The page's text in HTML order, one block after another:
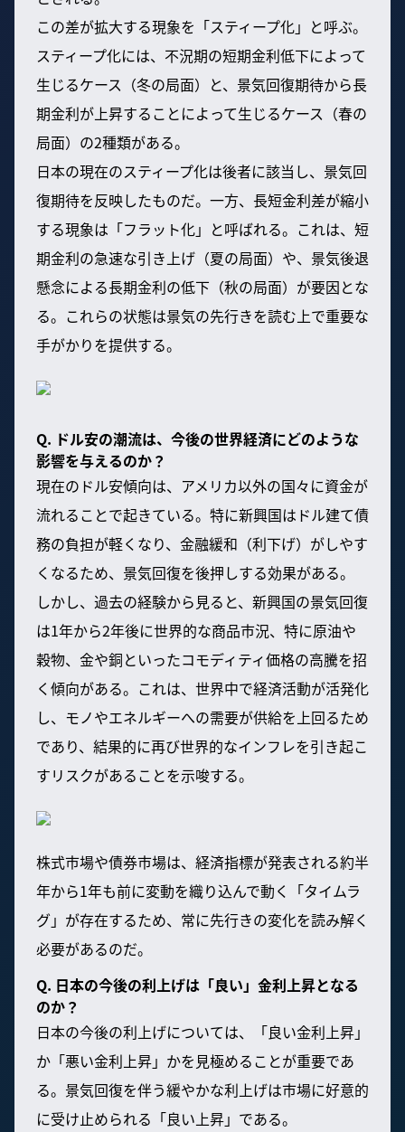
この差が拡大する現象を「スティープ化」と呼ぶ。
スティープ化には、不況期の短期金利低下によって
生じるケース（冬の局面）と、景気回復期待から長
期金利が上昇することによって生じるケース（春の
局面）の2種類がある。
日本の現在のスティープ化は後者に該当し、景気回
復期待を反映したものだ。一方、長短金利差が縮小
する現象は「フラット化」と呼ばれる。これは、短
期金利の急速な引き上げ（夏の局面）や、景気後退
懸念による長期金利の低下（秋の局面）が要因とな
る。これらの状態は景気の先行きを読む上で重要な
手がかりを提供する。
Q. ドル安の潮流は、今後の世界経済にどのような
影響を与えるのか？
現在のドル安傾向は、アメリカ以外の国々に資金が
流れることで起きている。特に新興国はドル建て債
務の負担が軽くなり、金融緩和（利下げ）がしやす
くなるため、景気回復を後押しする効果がある。
しかし、過去の経験から見ると、新興国の景気回復
は1年から2年後に世界的な商品市況、特に原油や
穀物、金や銅といったコモディティ価格の高騰を招
く傾向がある。これは、世界中で経済活動が活発化
し、モノやエネルギーへの需要が供給を上回るため
であり、結果的に再び世界的なインフレを引き起こ
すリスクがあることを示唆する。
株式市場や債券市場は、経済指標が発表される約半
年から1年も前に変動を織り込んで動く「タイムラ
グ」が存在するため、常に先行きの変化を読み解く
必要があるのだ。
Q. 日本の今後の利上げは「良い」金利上昇となる
のか？
日本の今後の利上げについては、「良い金利上昇」
か「悪い金利上昇」かを見極めることが重要であ
る。景気回復を伴う緩やかな利上げは市場に好意的
に受け止められる「良い上昇」である。